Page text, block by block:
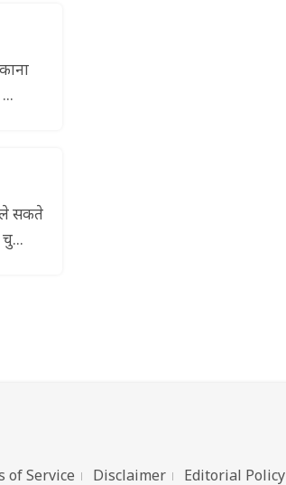
सकते
of Service Disclaimer Editorial Policy